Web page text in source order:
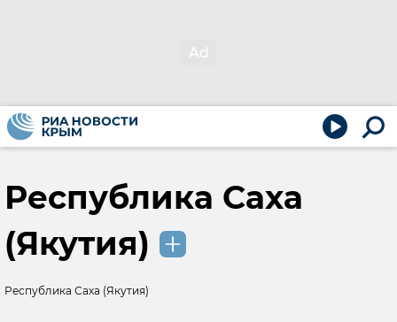
Республика Саха
(Якутия)
Республика Саха (Якутия)